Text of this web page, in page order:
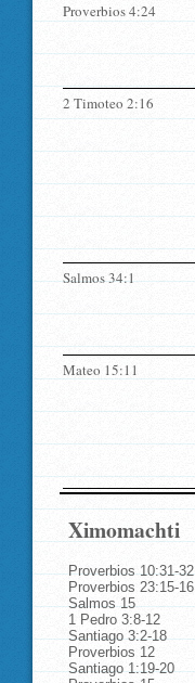
Proverbios 4:24
2 Timoteo 2:16
Salmos 34:1
Mateo 15:11
Ximomachti
Proverbios 10:31-32
Proverbios 23:15-16
Salmos 15
1 Pedro 3:8-12
Santiago 3:2-18
Proverbios 12
Santiago 1:19-20